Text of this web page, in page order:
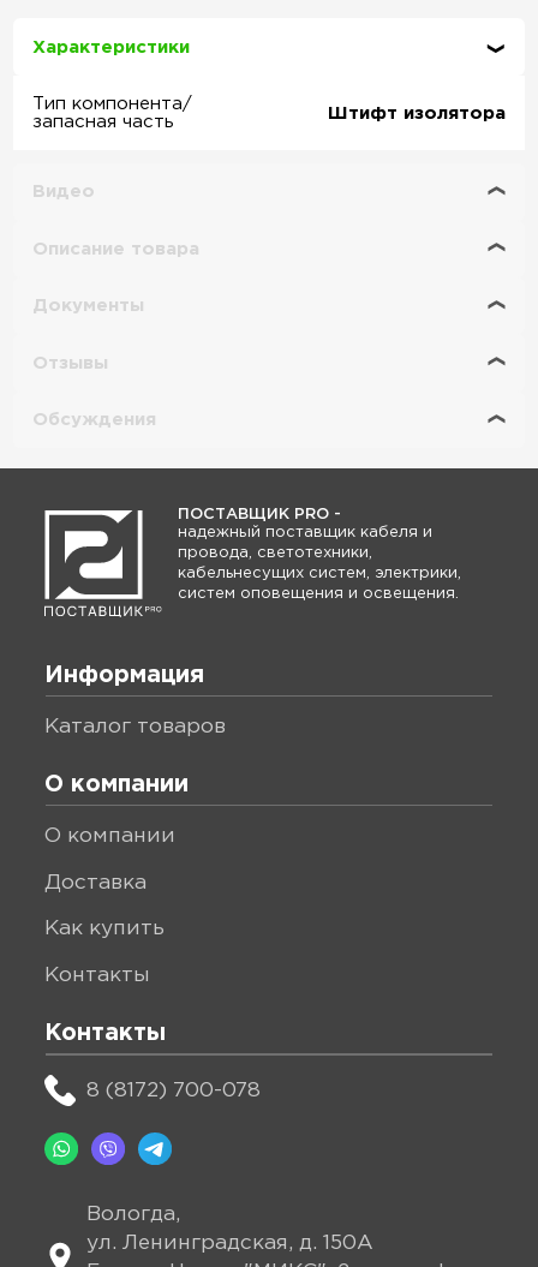
Характеристики
Тип компонента/
запасная часть
Штифт изолятора
Видео
Описание товара
Документы
Отзывы
Обсуждения
ПОСТАВЩИК PRO -
надежный поставщик кабеля и
провода, светотехники,
кабельнесущих систем, электрики,
систем оповещения и освещения.
Информация
каталог товаров
О компании
о компании
доставка
как купить
контакты
Контакты
8 (8172) 700-078
Вологда,
ул. Ленинградская, д. 150А